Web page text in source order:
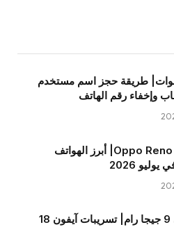
خطوات| طريقة حجز اسم مستخدم
وإخفاء رقم الهاتف
أبرزها Oppo Reno 16| أبرز الهواتف
2026
من 8 إلى 9 جيجا رام| تسريبات آيفون 18